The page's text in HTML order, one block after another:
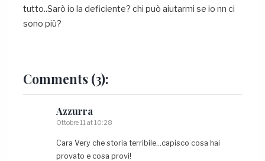
tutto..Sarò io la deficiente? chi può aiutarmi se io nn ci
sono più?
Comments (3):
Azzurra
Ottobre 11 at 10:28
Cara Very che storia terribile…capisco cosa hai
provato e cosa provi!